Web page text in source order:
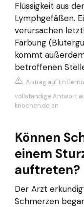
Flüssigkeit aus
Lymphgefäßen.
verursachen
Färbung
kommt
betroffenen
Antrag auf
vollständige Antwort
knochen.de an
Können
einem
auftreten?
Der Arzt
Schmerzen